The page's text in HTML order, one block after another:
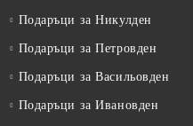
Подаръци за Никулден
Подаръци за Петровден
Подаръци за Васильовден
Подаръци за Ивановден